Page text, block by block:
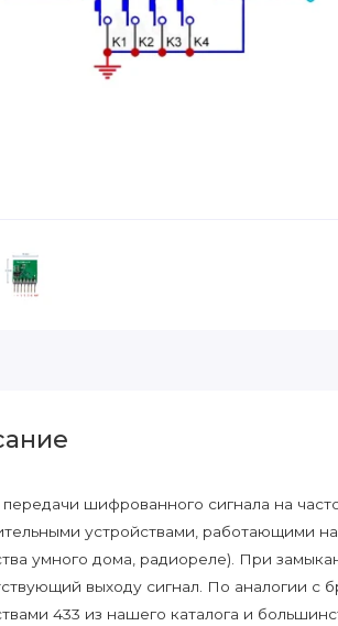
шифрованного сигнала на
устройствами, работающими
умного дома, радиореле). При
выходу сигнал. По аналогии с
433 из нашего каталога и